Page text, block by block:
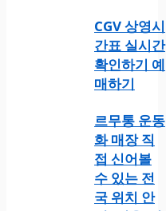
CGV 상영시
간표 실시간
확인하기 예
매하기
르무통 운동
화 매장 직
접 신어볼
수 있는 전
국 위치 안